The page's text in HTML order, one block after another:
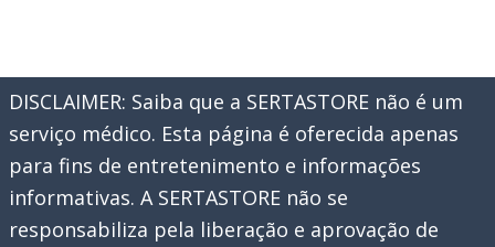
DISCLAIMER: Saiba que a SERTASTORE não é um
serviço médico. Esta página é oferecida apenas
para fins de entretenimento e informações
informativas. A SERTASTORE não se
responsabiliza pela liberação e aprovação de